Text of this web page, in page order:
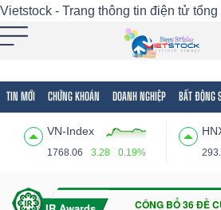
Vietstock - Trang thông tin điện tử
TIN MỚI CHỨNG KHOÁN DOANH NGHIỆP BẤT ĐỘNG
VN-Index
1768.06 3.28 0.19%
Tất cả Tính năng Ngành
Tính
(-)